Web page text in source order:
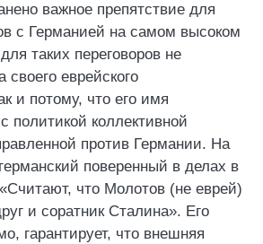
важное препятствие для
с Германией на самом высоком
таких переговоров не
своего еврейского
и потому, что его имя
политикой коллективной
против Германии. На
поверенный в делах в
что Молотов (не еврей)
и соратник Сталина». Его
гарантирует, что внешняя